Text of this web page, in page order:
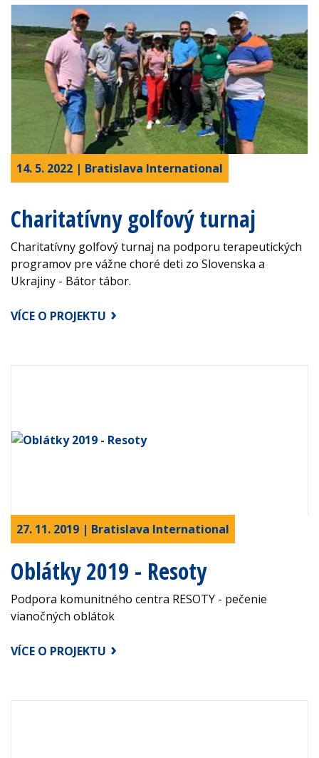
14. 5. 2022 | Bratislava International
Charitatívny golfový turnaj
Charitatívny golfový turnaj na podporu terapeutických
programov pre vážne choré deti zo Slovenska a
Ukrajiny - Bátor tábor.
VÍCE O PROJEKTU
27. 11. 2019 | Bratislava International
Oblátky 2019 - Resoty
Podpora komunitného centra RESOTY - pečenie
vianočných oblátok
VÍCE O PROJEKTU